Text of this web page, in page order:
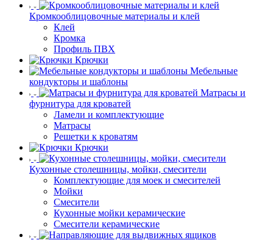
Кромкооблицовочные материалы и клей
Клей
Кромка
Профиль ПВХ
Крючки
Мебельные
кондукторы и шаблоны
Матрасы и
фурнитура для кроватей
Ламели и комплектующие
Матрасы
Решетки к кроватям
Крючки
Кухонные столешницы, мойки, смесители
Комплектующие для моек и смесителей
Мойки
Смесители
Кухонные мойки керамические
Смесители керамические